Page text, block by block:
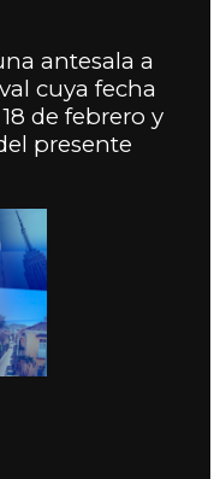
antesala a
cuya fecha
de febrero y
presente